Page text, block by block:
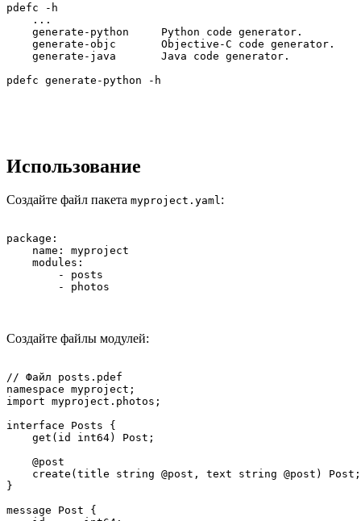
pdefc -h
    ...
    generate-python     Python code generator.
    generate-objc       Objective-C code generator.
    generate-java       Java code generator.
Использование
Создайте файл пакета myproject.yaml:
package:
    name: myproject
    modules:
        - posts
Создайте файлы модулей:
// Файл posts.pdef
namespace myproject;
import myproject.photos;
interface Posts {
    get(id int64) Post;
    @post
    create(title string @post, text string @post) Post;
}
message Post {